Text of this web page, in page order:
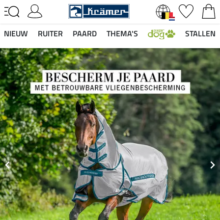
NIEUW RUITER PAARD THEMA'S STALLEN